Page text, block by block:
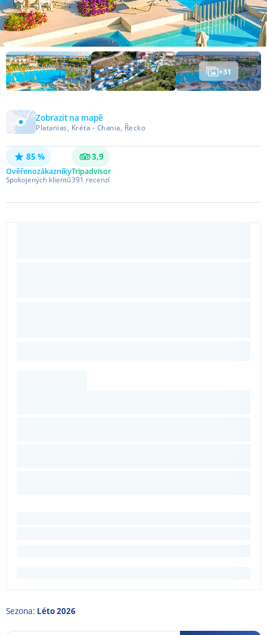
+31
Zobrazit na mapě
Platanias, Kréta - Chania, Řecko
85 %
Ověřenozákazníky
Spokojených klientů
3,9
Tripadvisor
391 recenzí
Sezona: Léto 2026